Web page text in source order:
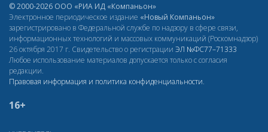
© 2000-2026 ООО «РИА ИД «Компаньон»
Электронное периодическое издание «Новый Компаньон»
зарегистрировано в Федеральной службе по надзору в сфере связи,
информационных технологий и массовых коммуникаций (Роскомнадзор)
26 октября 2017 г. Свидетельство о регистрации ЭЛ №ФС77–71333
Любое использование материалов допускается только с согласия
редакции.
Правовая информация и политика конфиденциальности.
16+